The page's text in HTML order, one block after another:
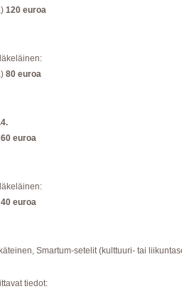
120 euroa
80 euroa
60 euroa
40 euroa
Smartum-setelit (kulttuuri- tai
tiedot: